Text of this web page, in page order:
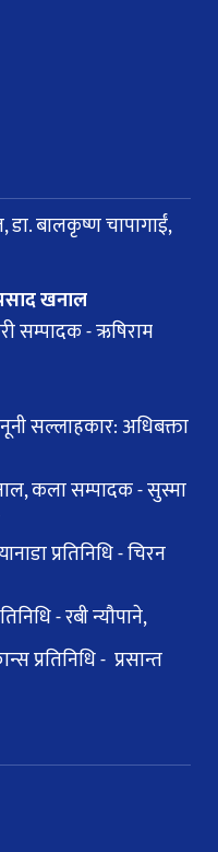
डा. बालकृष्ण चापागाईं,
खनाल
सम्पादक - ऋषिराम
सल्लाहकार: अधिबक्ता
कला सम्पादक - सुस्मा
प्रतिनिधि - चिरन
- रबी न्यौपाने,
प्रतिनिधि - प्रसान्त